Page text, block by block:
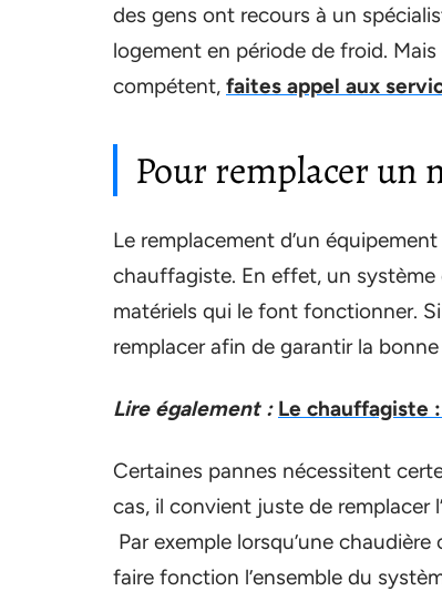
des gens ont recours à un
logement en période de froid.
compétent, faites appel aux
Pour remplacer un
Le remplacement d’un
chauffagiste. En effet, un
matériels qui le font fonctionner.
remplacer afin de garantir la
Lire également : Le chauffagiste
Certaines pannes nécessitent
cas, il convient juste de remplacer
Par exemple lorsqu’une
faire fonction l’ensemble du